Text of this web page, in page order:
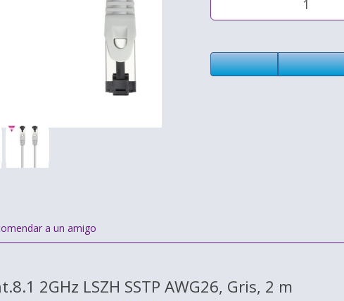
a un amigo
2GHz LSZH SSTP AWG26, Gris, 2 m